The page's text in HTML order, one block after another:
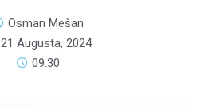
Osman Mešan
21 Augusta, 2024
09:30